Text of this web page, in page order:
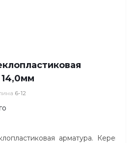
6-12
арматура.